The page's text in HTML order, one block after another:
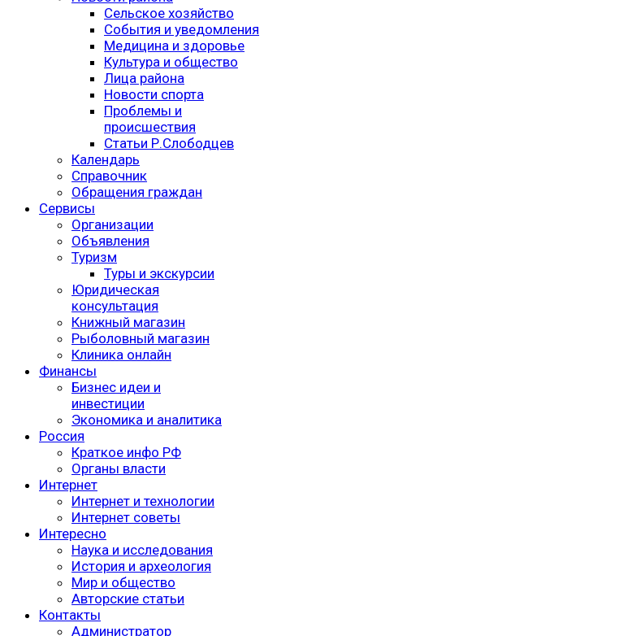
Сельское хозяйство
События и уведомления
Медицина и здоровье
Культура и общество
Лица района
Новости спорта
Проблемы и
происшествия
Статьи Р.Слободцев
Календарь
Справочник
Обращения граждан
Сервисы
Организации
Объявления
Туризм
Туры и экскурсии
Юридическая
консультация
Книжный магазин
Рыболовный магазин
Клиника онлайн
Финансы
Бизнес идеи и
инвестиции
Экономика и аналитика
Россия
Краткое инфо РФ
Органы власти
Интернет
Интернет и технологии
Интернет советы
Интересно
Наука и исследования
История и археология
Мир и общество
Авторские статьи
Контакты
Администратор